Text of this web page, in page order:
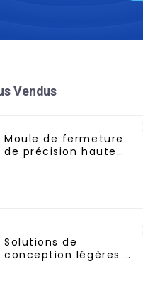
Vendus
Moule de fermeture
de précision haute
Solutions de
conception légères et